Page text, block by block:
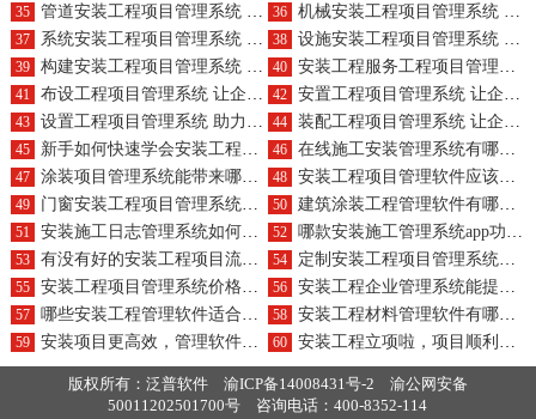
35 管道安装工程项目管理系统 让企业高效赢得市场认可 36 机械安装工程项目管理系统 助力企业实现快速增长
37 系统安装工程项目管理系统 让企业高效应对各种挑战 38 设施安装工程项目管理系统 让企业稳健驶向成功彼岸
39 构建安装工程项目管理系统 助力企业高效打造卓越品牌 40 安装工程服务工程项目管理系统 让企业高效创造辉煌成就
41 布设工程项目管理系统 让企业轻松实现跨越式发展 42 安置工程项目管理系统 让企业高效驾驭变革浪潮
43 设置工程项目管理系统 助力企业迈向国际化征程 44 装配工程项目管理系统 让企业高效提升综合竞争力
45 新手如何快速学会安装工程项目管理系统？ 46 在线施工安装管理系统有哪些便捷之处？
47 涂装项目管理系统能带来哪些管理提升？ 48 安装工程项目管理软件应该如何安装配置？
49 门窗安装工程项目管理系统哪个更实用？ 50 建筑涂装工程管理软件有哪些必备功能？
51 安装施工日志管理系统如何帮助记录工作？ 52 哪款安装施工管理系统app功能最全面？
53 有没有好的安装工程项目流程管理系统？ 54 定制安装工程项目管理系统方案需注意什么？
55 安装工程项目管理系统价格大概是多少？ 56 安装工程企业管理系统能提高哪些效率？
57 哪些安装工程管理软件适合项目管理使用？ 58 安装工程材料管理软件有哪些好用的推荐？
59 安装项目更高效，管理软件来助力! 风险降低，成功在望 60 安装工程立项啦，项目顺利全靠它，笑看安装风云起，轻松搞定不用怕
版权所有：泛普软件 渝ICP备14008431号-2
渝公网安备
50011202501700号
咨询电话：400-8352-114